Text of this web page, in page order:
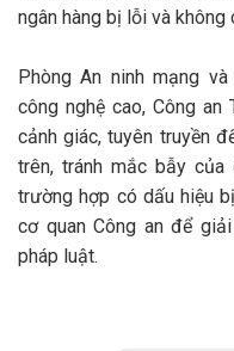
ngân hàng bị lỗi và không
Phòng An ninh mạng
công nghệ cao, Công
cảnh giác, tuyên truyền
trên, tránh mắc bẫy
trường hợp có dấu hiệu
cơ quan Công an để
pháp luật.